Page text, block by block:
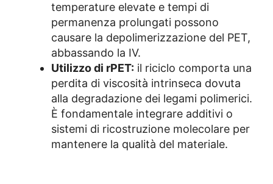
temperature elevate e tempi di
permanenza prolungati possono
causare la depolimerizzazione del PET,
abbassando la IV.
Utilizzo di rPET: il riciclo comporta una
perdita di viscosità intrinseca dovuta
alla degradazione dei legami polimerici.
È fondamentale integrare additivi o
sistemi di ricostruzione molecolare per
mantenere la qualità del materiale.